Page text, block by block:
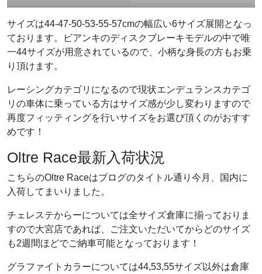
サイズは44-47-50-53-55-57cmの幅広い6サイズ展開となっ
ております。ビアンキのディスクブレーキモデルの中で唯
一44サイズが用意されているので、小柄な身長の方もお乗
り頂けます。
レーシングカテゴリになるので現状エンデュランスカテゴ
リの車体に乗っている方はサイズ感が少し変わりますので
再度フィッティングを行いサイズをお選び頂くのがおすす
めです！
Oltre Race最新入荷状況
こちらのOltre Raceはブログのタイトル通り今月、国内に
入荷してまいりました。
チェレステからーについては全サイズ倉庫に揃っておりま
すので大宮店であれば、ご注文いただいてからどのサイズ
も2週間ほどでご納車可能となっております！
グラファイトカラーについては44,53,55サイズ以外は倉庫